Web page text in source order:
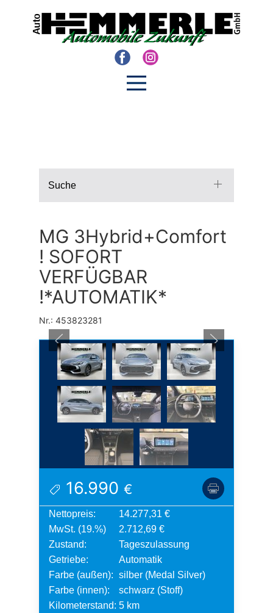
Suche
MG 3Hybrid+Comfort
! SOFORT
VERFÜGBAR
!*AUTOMATIK*
Nr.: 453823281
16.990 €
Nettopreis:
14.277,31 €
MwSt. (19.%)
2.712,69 €
Zustand:
Tageszulassung
Getriebe:
Automatik
Farbe (außen): silber (Medal Silver)
Farbe (innen):
schwarz (Stoff)
Kilometerstand: 5 km